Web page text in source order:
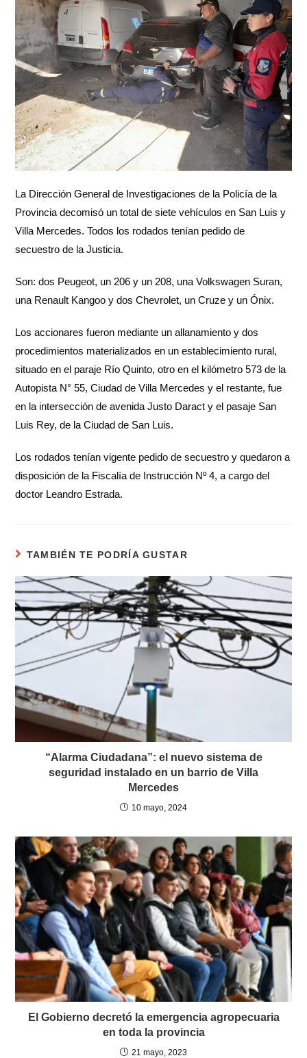
La Dirección General de Investigaciones de la Policía de la
Provincia decomisó un total de siete vehículos en San Luis y
Villa Mercedes. Todos los rodados tenían pedido de
secuestro de la Justicia.
Son: dos Peugeot, un 206 y un 208, una Volkswagen Suran,
una Renault Kangoo y dos Chevrolet, un Cruze y un Ónix.
Los accionares fueron mediante un allanamiento y dos
procedimientos materializados en un establecimiento rural,
situado en el paraje Río Quinto, otro en el kilómetro 573 de la
Autopista N° 55, Ciudad de Villa Mercedes y el restante, fue
en la intersección de avenida Justo Daract y el pasaje San
Luis Rey, de la Ciudad de San Luis.
Los rodados tenían vigente pedido de secuestro y quedaron a
disposición de la Fiscalía de Instrucción Nº 4, a cargo del
doctor Leandro Estrada.
TAMBIÉN TE PODRÍA GUSTAR
“Alarma Ciudadana”: el nuevo sistema de
seguridad instalado en un barrio de Villa
Mercedes
10 mayo, 2024
El Gobierno decretó la emergencia agropecuaria
en toda la provincia
21 mayo, 2023